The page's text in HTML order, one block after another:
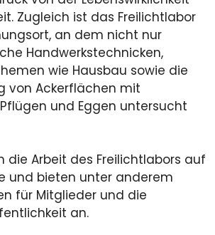
Zugleich ist das Freilichtlabor
an dem nicht nur
Handwerkstechnicken,
wie Hausbau sowie die
von Ackerflächen mit
und Eggen untersucht
die Arbeit des Freilichtlabors auf
und bieten unter anderem
für Mitglieder und die
an.